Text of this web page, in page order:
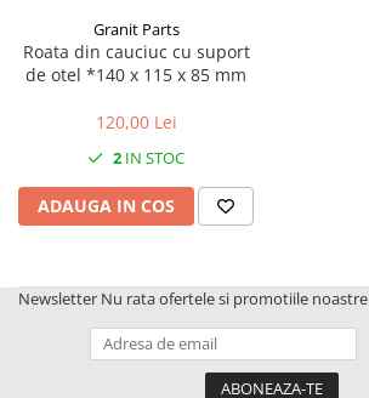
1.4.1. Pompe hidraulice
1.4.3. Distribuitoare
1.4.4. Cilindri si accesorii
1.5.1. Combustibili
1.5.2. Cuzineti si accesorii
Granit Parts
Roata din cauciuc cu suport
de otel *140 x 115 x 85 mm
120,00 Lei
2 IN STOC
ADAUGA IN COS
Newsletter Nu rata ofertele si promotiile noastre